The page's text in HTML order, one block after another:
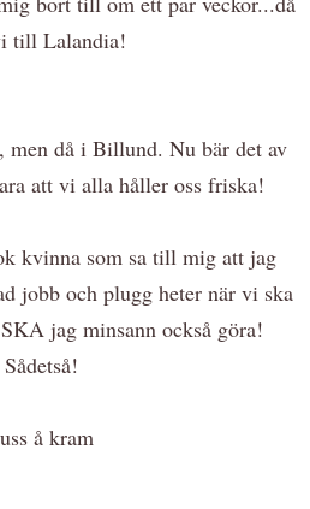
till Lalandia!
men då i Billund. Nu bär det av
att vi alla håller oss friska!
kvinna som sa till mig att jag
jobb och plugg heter när vi ska
jag minsann också göra!
Sådetså!
å kram